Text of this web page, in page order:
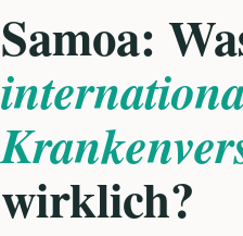
Samoa:
wirklich?